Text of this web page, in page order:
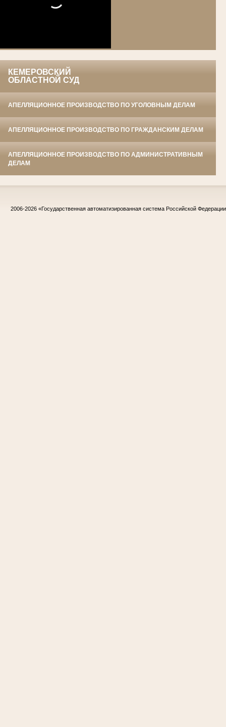
КЕМЕРОВСКИЙ
ОБЛАСТНОЙ СУД
АПЕЛЛЯЦИОННОЕ ПРОИЗВОДСТВО ПО УГОЛОВНЫМ ДЕЛАМ
АПЕЛЛЯЦИОННОЕ ПРОИЗВОДСТВО ПО ГРАЖДАНСКИМ ДЕЛАМ
АПЕЛЛЯЦИОННОЕ ПРОИЗВОДСТВО ПО АДМИНИСТРАТИВНЫМ
ДЕЛАМ
2006-2026 «Государственная автоматизированная система Российской